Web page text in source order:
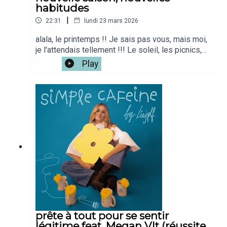
habitudes
22:31 | lundi 23 mars 2026
alala, le printemps !! Je sais pas vous, mais moi,
je l'attendais tellement !!! Le soleil, les picnics,
les fleurs !!!!on s'en parle !!!Si tu veux la version
vidéo du podcast c'est iciMon café
J'ai hate de te lire!Bienveillance,S&S,Léa ✨🫶🏻
Play
prête à tout pour se sentir